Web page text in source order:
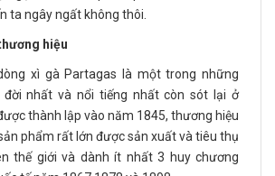
ta ngây ngất không thôi.
hiệu
xì gà Partagas là một trong những
đời nhất và nổi tiếng nhất còn sót lại ở
thành lập vào năm 1845, thương hiệu
phẩm rất lớn được sản xuất và tiêu thụ
thế giới và dành ít nhất 3 huy chương